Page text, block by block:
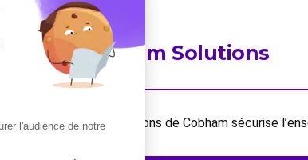
sur Cobham Solutions
la suite de solutions de Cobham sécurise